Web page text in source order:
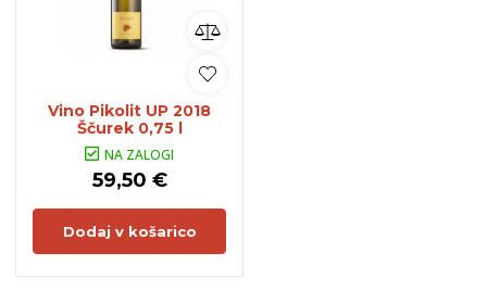
Vino Pikolit UP 2018
Ščurek 0,75 l
NA ZALOGI
59,50 €
Dodaj v košarico